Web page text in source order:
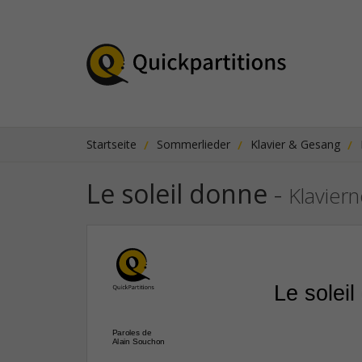
Startseite Sommerlieder Klavier & Gesang
Le soleil donne -
Paroles de
Alain Souchon
Le soleil